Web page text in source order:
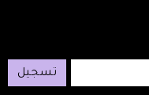
تسجيل